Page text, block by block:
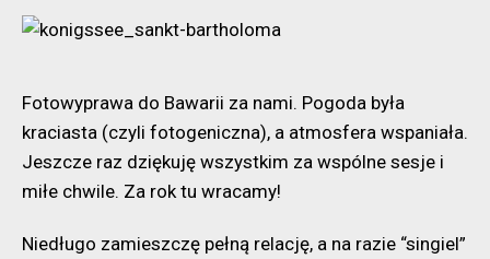
Fotowyprawa do Bawarii za nami. Pogoda była
kraciasta (czyli fotogeniczna), a atmosfera wspaniała.
Jeszcze raz dziękuję wszystkim za wspólne sesje i
miłe chwile. Za rok tu wracamy!
Niedługo zamieszczę pełną relację, a na razie “singiel”